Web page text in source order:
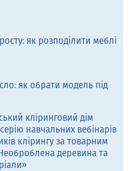
як розподілити меблі
як обрати модель під
кліринговий дім
навчальних вебінарів
клірингу за товарним
деревина та